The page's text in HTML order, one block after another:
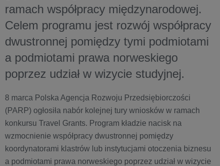
ramach współpracy międzynarodowej.
Celem programu jest rozwój współpracy
dwustronnej pomiędzy tymi podmiotami
a podmiotami prawa norweskiego
poprzez udział w wizycie studyjnej.
8 marca Polska Agencja Rozwoju Przedsiębiorczości
(PARP) ogłosiła nabór kolejnej tury wniosków w ramach
konkursu Travel Grants. Program kładzie nacisk na
wzmocnienie współpracy dwustronnej pomiędzy
koordynatorami klastrów lub instytucjami otoczenia biznesu
a podmiotami prawa norweskiego poprzez udział w wizycie